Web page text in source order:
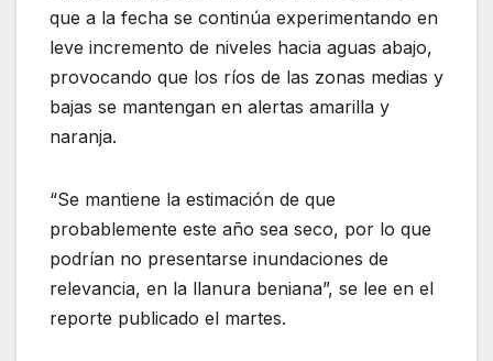
que a la fecha se continúa experimentando en
leve incremento de niveles hacia aguas abajo,
provocando que los ríos de las zonas medias y
bajas se mantengan en alertas amarilla y
naranja.
“Se mantiene la estimación de que
probablemente este año sea seco, por lo que
podrían no presentarse inundaciones de
relevancia, en la llanura beniana”, se lee en el
reporte publicado el martes.